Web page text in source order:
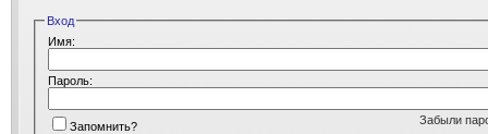
Вход
Имя:
Пароль:
Забыли
Запомнить?